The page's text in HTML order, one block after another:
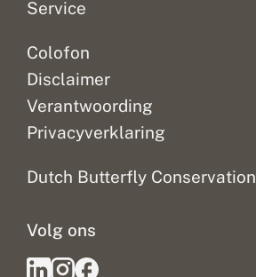
Service
Colofon
Disclaimer
Verantwoording
Privacyverklaring
Dutch Butterfly Conservation
Volg ons